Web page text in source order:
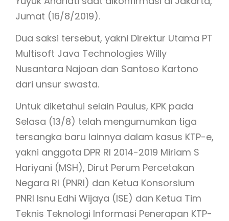
Jumat (16/8/2019).
Dua saksi tersebut, yakni Direktur Utama PT
Multisoft Java Technologies Willy
Nusantara Najoan dan Santoso Kartono
dari unsur swasta.
Untuk diketahui selain Paulus, KPK pada
Selasa (13/8) telah mengumumkan tiga
tersangka baru lainnya dalam kasus KTP-e,
yakni anggota DPR RI 2014-2019 Miriam S
Hariyani (MSH), Dirut Perum Percetakan
Negara RI (PNRI) dan Ketua Konsorsium
PNRI Isnu Edhi Wijaya (ISE) dan Ketua Tim
Teknis Teknologi Informasi Penerapan KTP-